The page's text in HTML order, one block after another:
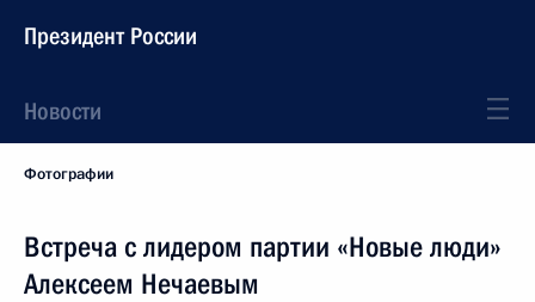
Президент России
Новости
Фотографии
Встреча с лидером партии «Новые люди»
Алексеем Нечаевым